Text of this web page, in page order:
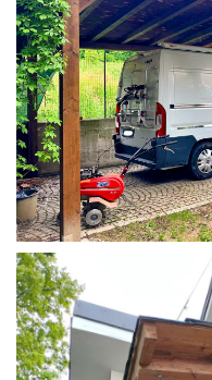
COPERTURA CAMPER